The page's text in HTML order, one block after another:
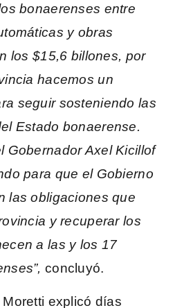
bonaerenses entre
y obras
los $15,6 billones, por
hacemos un
seguir sosteniendo las
Estado bonaerense.
Gobernador Axel Kicillof
para que el Gobierno
las obligaciones que
y recuperar los
a las y los 17
concluyó.
explicó días